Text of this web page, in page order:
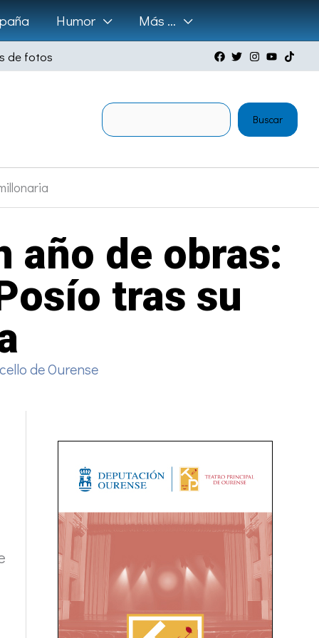
Humor Más …
de fotos
Buscar
año de obras:
tras su
de Ourense